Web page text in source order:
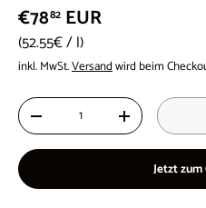
€7882 EUR
Grundpreis
52.55€/l
inkl. MwSt.Versandwird beim
Anzahl
- +
Jetzt